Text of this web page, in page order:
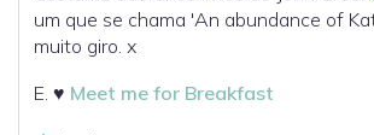
um que se chama 'An abundance of
muito giro. x
E. ♥ Meet me for Breakfast